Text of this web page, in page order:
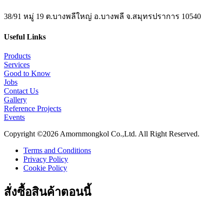
38/91 หมู่ 19 ต.บางพลีใหญ่ อ.บางพลี จ.สมุทรปราการ 10540
Useful Links
Products
Services
Good to Know
Jobs
Contact Us
Gallery
Reference Projects
Events
Copyright ©2026 Amornmongkol Co.,Ltd. All Right Reserved.
Terms and Conditions
Privacy Policy
Cookie Policy
สั่งซื้อสินค้าตอนนี้